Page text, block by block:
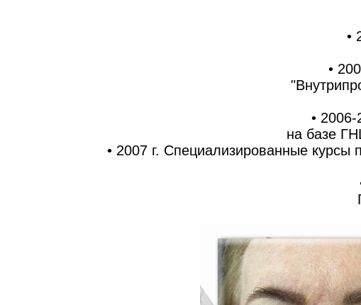
•
•
•
на базе
• 2007 г. Специализированные курсы